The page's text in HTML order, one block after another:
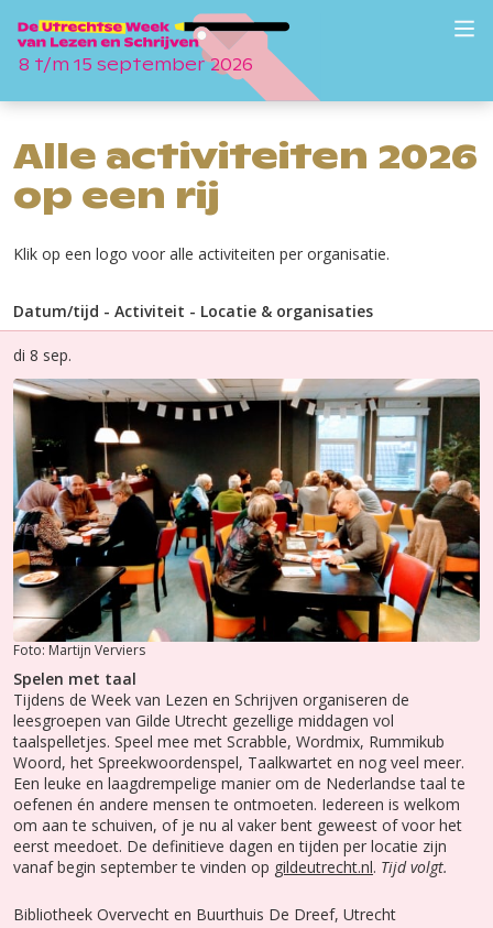
8 t/m 15 september 2026
Alle activiteiten 2026
op een rij
Klik op een logo voor alle activiteiten per organisatie.
Datum/tijd - Activiteit - Locatie & organisaties
di 8 sep.
Foto: Martijn Verviers
Spelen met taal
Tijdens de Week van Lezen en Schrijven organiseren de
leesgroepen van Gilde Utrecht gezellige middagen vol
taalspelletjes. Speel mee met Scrabble, Wordmix, Rummikub
Woord, het Spreekwoordenspel, Taalkwartet en nog veel meer.
Een leuke en laagdrempelige manier om de Nederlandse taal te
oefenen én andere mensen te ontmoeten. Iedereen is welkom
om aan te schuiven, of je nu al vaker bent geweest of voor het
eerst meedoet. De definitieve dagen en tijden per locatie zijn
vanaf begin september te vinden op gildeutrecht.nl. Tijd volgt.
Bibliotheek Overvecht en Buurthuis De Dreef, Utrecht